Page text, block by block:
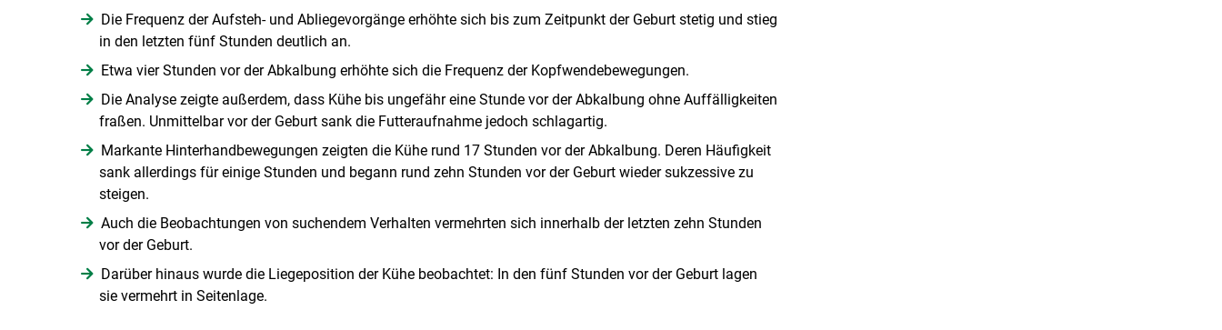
Die Frequenz der Aufsteh- und Abliegevorgänge erhöhte sich bis zum Zeitpunkt der Geburt stetig und stieg
in den letzten fünf Stunden deutlich an.
Etwa vier Stunden vor der Abkalbung erhöhte sich die Frequenz der Kopfwendebewegungen.
Die Analyse zeigte außerdem, dass Kühe bis ungefähr eine Stunde vor der Abkalbung ohne Auffälligkeiten
fraßen. Unmittelbar vor der Geburt sank die Futteraufnahme jedoch schlagartig.
Markante Hinterhandbewegungen zeigten die Kühe rund 17 Stunden vor der Abkalbung. Deren Häufigkeit
sank allerdings für einige Stunden und begann rund zehn Stunden vor der Geburt wieder sukzessive zu
steigen.
Auch die Beobachtungen von suchendem Verhalten vermehrten sich innerhalb der letzten zehn Stunden
vor der Geburt.
Darüber hinaus wurde die Liegeposition der Kühe beobachtet: In den fünf Stunden vor der Geburt lagen
sie vermehrt in Seitenlage.